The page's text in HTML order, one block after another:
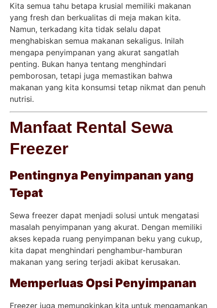
Kita semua tahu betapa krusial memiliki makanan
yang fresh dan berkualitas di meja makan kita.
Namun, terkadang kita tidak selalu dapat
menghabiskan semua makanan sekaligus. Inilah
mengapa penyimpanan yang akurat sangatlah
penting. Bukan hanya tentang menghindari
pemborosan, tetapi juga memastikan bahwa
makanan yang kita konsumsi tetap nikmat dan penuh
nutrisi.
Manfaat Rental Sewa
Freezer
Pentingnya Penyimpanan yang
Tepat
Sewa freezer dapat menjadi solusi untuk mengatasi
masalah penyimpanan yang akurat. Dengan memiliki
akses kepada ruang penyimpanan beku yang cukup,
kita dapat menghindari penghambur-hamburan
makanan yang sering terjadi akibat kerusakan.
Memperluas Opsi Penyimpanan
Freezer juga memungkinkan kita untuk mengamankan